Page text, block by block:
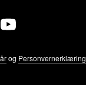
og Personvernerklæring